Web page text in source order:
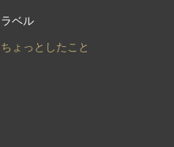
ラベル
ちょっとしたこと